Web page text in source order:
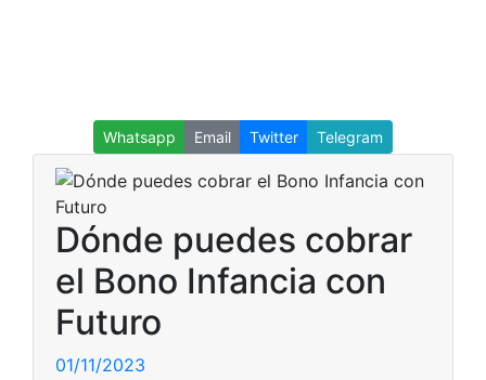
Whatsapp Email Twitter Telegram
Dónde puedes cobrar
el Bono Infancia con
Futuro
01/11/2023